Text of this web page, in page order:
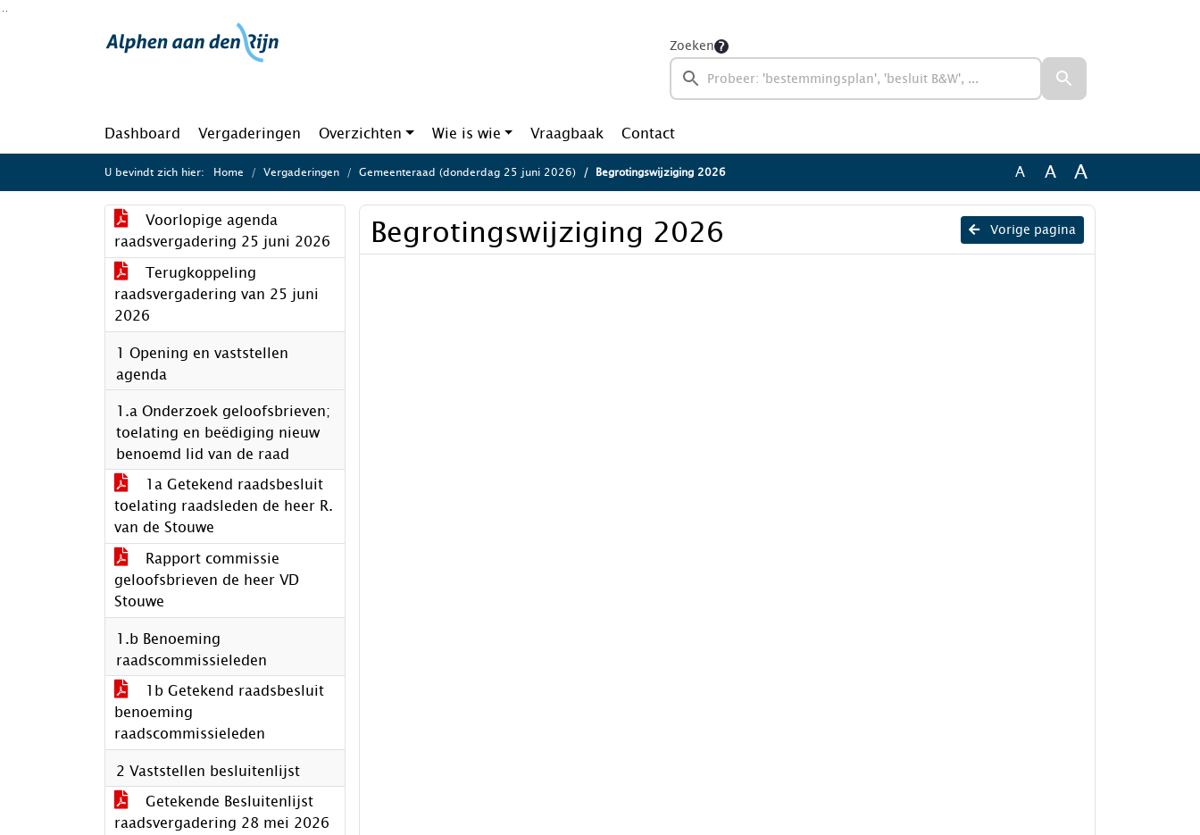
Ga naar de inhoud van deze pagina
Zoeken
Dashboard Vergaderingen Overzichten Wie is wie Vraagbaak Contact
U bevindt zich hier: Home Vergaderingen Gemeenteraad (donderdag 25 juni 2026) Begrotingswijziging 2026 A A A
Voorlopige agenda
raadsvergadering 25 juni 2026
Terugkoppeling
raadsvergadering van 25 juni
2026
1 Opening en vaststellen
agenda
1.a Onderzoek geloofsbrieven;
toelating en beëdiging nieuw
benoemd lid van de raad
1a Getekend raadsbesluit
toelating raadsleden de heer R.
van de Stouwe
Rapport commissie
geloofsbrieven de heer VD
Stouwe
1.b Benoeming
raadscommissieleden
1b Getekend raadsbesluit
benoeming
raadscommissieleden
2 Vaststellen besluitenlijst
Getekende Besluitenlijst
raadsvergadering 28 mei 2026
Vorige pagina
Begrotingswijziging 2026